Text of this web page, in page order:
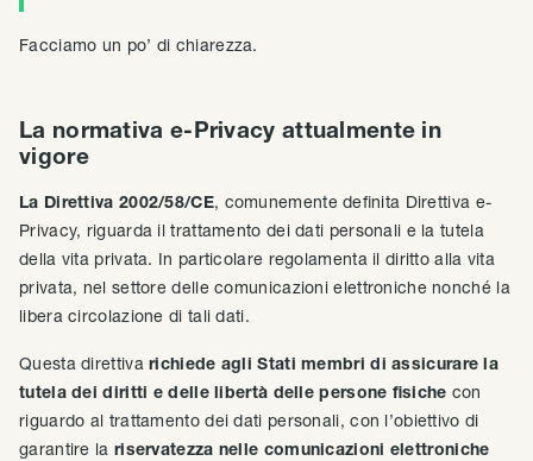
Facciamo un po’ di chiarezza.
La normativa e-Privacy attualmente in
vigore
La Direttiva 2002/58/CE, comunemente definita Direttiva e-
Privacy, riguarda il trattamento dei dati personali e la tutela
della vita privata. In particolare regolamenta il diritto alla vita
privata, nel settore delle comunicazioni elettroniche nonché la
libera circolazione di tali dati.
Questa direttivarichiede agli Stati membri di assicurare la
tutela dei diritti e delle libertà delle persone fisiche con
riguardo al trattamento dei dati personali, con l’obiettivo di
garantire la riservatezza nelle comunicazioni elettroniche